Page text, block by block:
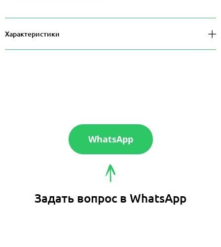
Характеристики
WhatsApp
Задать вопрос в WhatsApp